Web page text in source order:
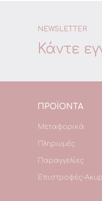
NEWSLETTER
Κάντε
ΠΡΟΪΌΝΤΑ
Μεταφορικά
Πληρωμές
Παραγγελίες
Επιστροφές-